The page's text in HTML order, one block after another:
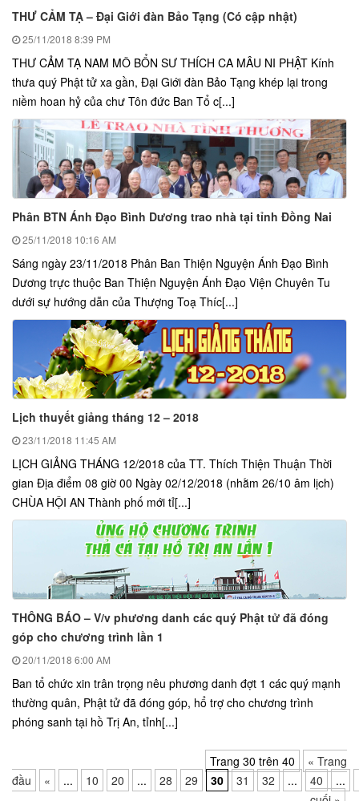
THƯ CẢM TẠ – Đại Giới đàn Bảo Tạng (Có cập nhật)
25/11/2018 8:39 PM
THƯ CẢM TẠ NAM MÔ BỔN SƯ THÍCH CA MÂU NI PHẬT Kính
thưa quý Phật tử xa gần, Đại Giới đàn Bảo Tạng khép lại trong
niềm hoan hỷ của chư Tôn đức Ban Tổ c[...]
Phân BTN Ánh Đạo Bình Dương trao nhà tại tỉnh Đồng Nai
25/11/2018 10:16 AM
Sáng ngày 23/11/2018 Phân Ban Thiện Nguyện Ánh Đạo Bình
Dương trực thuộc Ban Thiện Nguyện Ánh Đạo Viện Chuyên Tu
dưới sự hướng dẫn của Thượng Toạ Thíc[...]
Lịch thuyết giảng tháng 12 – 2018
23/11/2018 11:45 AM
LỊCH GIẢNG THÁNG 12/2018 của TT. Thích Thiện Thuận Thời
gian Địa điểm 08 giờ 00 Ngày 02/12/2018 (nhằm 26/10 âm lịch)
CHÙA HỘI AN Thành phố mới tỉ[...]
THÔNG BÁO – V/v phương danh các quý Phật tử đã đóng
góp cho chương trình lần 1
20/11/2018 6:00 AM
Ban tổ chức xin trân trọng nêu phương danh đợt 1 các quý mạnh
thường quân, Phật tử đã đóng góp, hổ trợ cho chương trình
phóng sanh tại hồ Trị An, tỉnh[...]
Trang 30 trên 40
« Trang
đầu
« ... 10 20 ... 28 29 30 31 32 ... 40 ...